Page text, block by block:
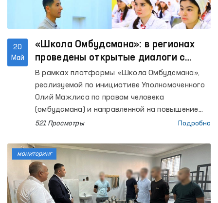
20
Май
«Школа Омбудсмана»: в регионах
проведены открытые диалоги с
населением
В рамках платформы «Школа Омбудсмана»,
реализуемой по инициативе Уполномоченного
Олий Мажлиса по правам человека
(омбудсмана) и направленной на повышение
правовой осведомлённости населения, в
гражданами.
521 Просмотры Подробно
мониторинг